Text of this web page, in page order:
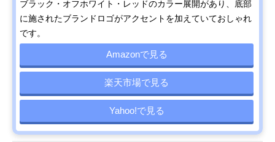
ブラック・オフホワイト・レッドのカラー展開があり、底部
に施されたブランドロゴがアクセントを加えていておしゃれ
です。
Amazonで見る
楽天市場で見る
Yahoo!で見る